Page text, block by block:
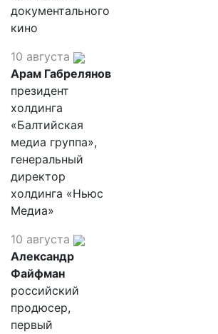
документального
кино
10 августа
Арам Габрелянов
президент
холдинга
«Балтийская
медиа группа»,
генеральный
директор
холдинга «Ньюс
Медиа»
10 августа
Александр
Файфман
российский
продюсер,
первый